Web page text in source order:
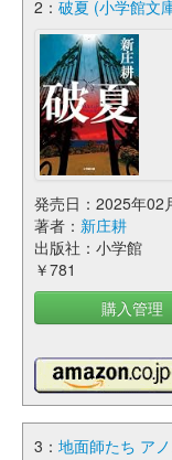
2： 破夏 (小学館文
発売日：2025年02
著者： 新庄耕
出版社：小学館
￥781
購入管理
3： 地面師たち ア